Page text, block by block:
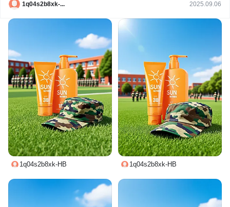
1q04s2b8xk-... 2025.09.06
1q04s2b8xk-HB 1q04s2b8xk-HB